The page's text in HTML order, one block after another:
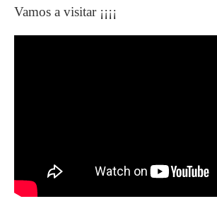
Vamos a visitar ¡¡¡¡